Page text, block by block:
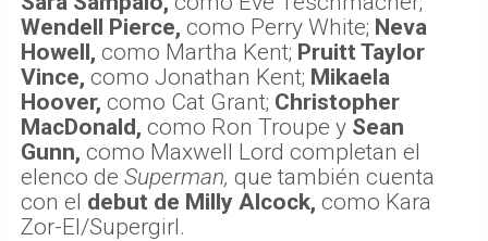
Wendell Pierce, como Perry White; Neva
Howell, como Martha Kent; Pruitt Taylor
Vince, como Jonathan Kent; Mikaela
Hoover, como Cat Grant; Christopher
MacDonald, como Ron Troupe y Sean
Gunn, como Maxwell Lord completan el
elenco de Superman, que también cuenta
con el debut de Milly Alcock, como Kara
Zor-El/Supergirl.